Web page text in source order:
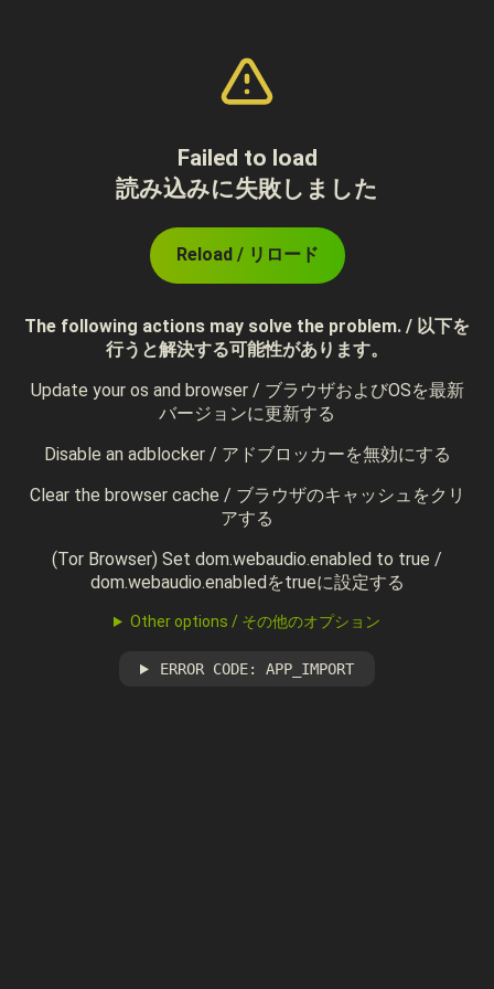
Failed to load
読み込みに失敗しました
Reload / リロード
The following actions may solve the problem. / 以下を
行うと解決する可能性があります。
Update your os and browser / ブラウザおよびOSを最新
バージョンに更新する
Disable an adblocker / アドブロッカーを無効にする
Clear the browser cache / ブラウザのキャッシュをクリ
アする
(Tor Browser) Set dom.webaudio.enabled to true /
dom.webaudio.enabledをtrueに設定する
Other options / その他のオプション
ERROR CODE: APP_IMPORT